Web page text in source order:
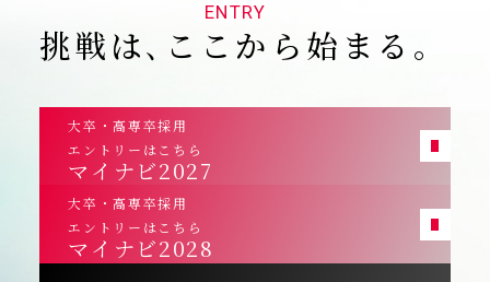
ENTRY
挑戦は､ここから始まる｡
大卒・高専卒採用
エントリーはこちら
マイナビ2027
大卒・高専卒採用
エントリーはこちら
マイナビ2028